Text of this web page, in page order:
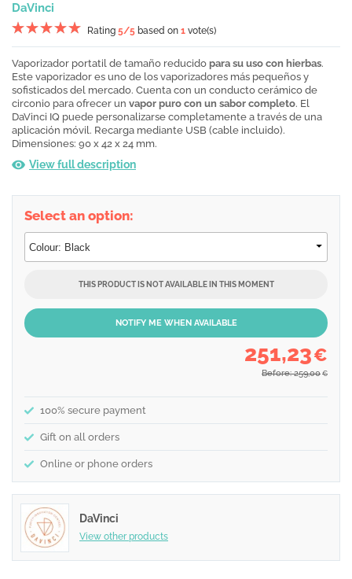
DaVinci
Rating 5/5 based on 1 vote(s)
Vaporizador portatil de tamaño reducido para su uso con hierbas.
Este vaporizador es uno de los vaporizadores más pequeños y
sofisticados del mercado. Cuenta con un conducto cerámico de
circonio para ofrecer un vapor puro con un sabor completo. El
DaVinci IQ puede personalizarse completamente a través de una
aplicación móvil. Recarga mediante USB (cable incluido).
Dimensiones: 90 x 42 x 24 mm.
View full description
Select an option:
THIS PRODUCT IS NOT AVAILABLE IN THIS MOMENT
NOTIFY ME WHEN AVAILABLE
251,23€
Before: 259,00 €
100% secure payment
Gift on all orders
Online or phone orders
DaVinci
View other products